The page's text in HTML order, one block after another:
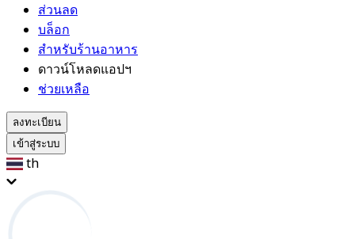
ส่วนลด
บล็อก
สำหรับร้านอาหาร
ดาวน์โหลดแอปฯ
ช่วยเหลือ
ลงทะเบียน
เข้าสู่ระบบ
th